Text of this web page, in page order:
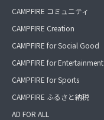
CAMPFIRE コミュニティ
CAMPFIRE Creation
CAMPFIRE for Social Good
CAMPFIRE for Entertainment
CAMPFIRE for Sports
CAMPFIRE ふるさと納税
AD FOR ALL